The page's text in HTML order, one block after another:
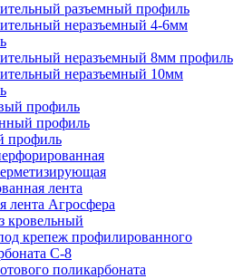
разъемный профиль
неразъемный 4-6мм
неразъемный 8мм профиль
неразъемный 10мм
профиль
профиль
профиль
лента
лента Агросфера
кровельный
крепеж профилированного
С-8
поликарбоната